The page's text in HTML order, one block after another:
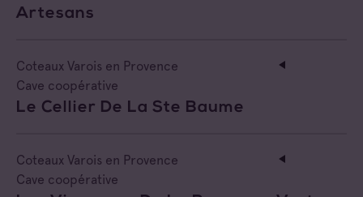
Artesans
Coteaux Varois en Provence
Cave coopérative
Le Cellier De La Ste Baume
Coteaux Varois en Provence
Cave coopérative